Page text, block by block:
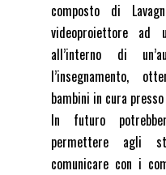
composto di
videoproiettore
all’interno di
l’insegnamento,
bambini in cura
In futuro
permettere agli
comunicare con i